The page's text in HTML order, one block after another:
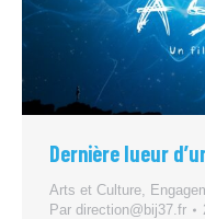
Dernière lueur
Arts et Culture
Par direction@bij37.fr